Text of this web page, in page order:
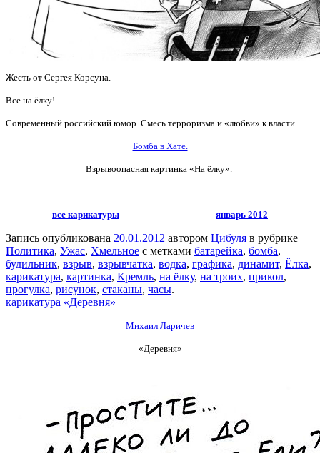
Жесть от Сергея Корсуна.
Все на ёлку!
Современный российский юмор. Смесь терроризма и «любви» к власти.
Бомба в Хате.
Взрывоопасная картинка «На ёлку».
все карикатуры январь 2012
Запись опубликована 20.01.2012 автором Цибуля в рубрике
Политика, Ужас, Хмельное с метками батарейка, бомба,
будильник, взрыв, взрывчатка, водка, графика, динамит, Ёлка,
карикатура, картинка, Кремль, на ёлку, на троих, прикол,
прогулка, рисунок, стаканы, часы.
карикатура «Деревня»
Михаил Ларичев
«Деревня»